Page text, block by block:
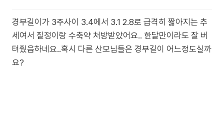
경부길이가 3주사이 3.4에서 3.1 2.8로 급격히 짧아지는 추
세여서 질정이랑 수축약 처방받았어요.. 한달만이라도 잘 버
텨줬음하네요..혹시 다른 산모님들은 경부길이 어느정도실까
요?